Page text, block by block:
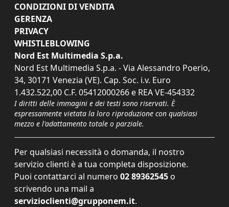
CONDIZIONI DI VENDITA
GERENZA
PRIVACY
WHISTLEBLOWING
Nord Est Multimedia S.p.a.
Nord Est Multimedia S.p.a. - Via Alessandro Poerio,
34, 30171 Venezia (VE). Cap. Soc. i.v. Euro
1.432.522,00 C.F. 05412000266 e REA VE-454332
I diritti delle immagini e dei testi sono riservati. È
espressamente vietata la loro riproduzione con qualsiasi
mezzo e l'adattamento totale o parziale.
Per qualsiasi necessità o domanda, il nostro
servizio clienti è a tua completa disposizione.
Puoi contattarci al numero 02 89362545 o
scrivendo una mail a
servizioclienti@grupponem.it.